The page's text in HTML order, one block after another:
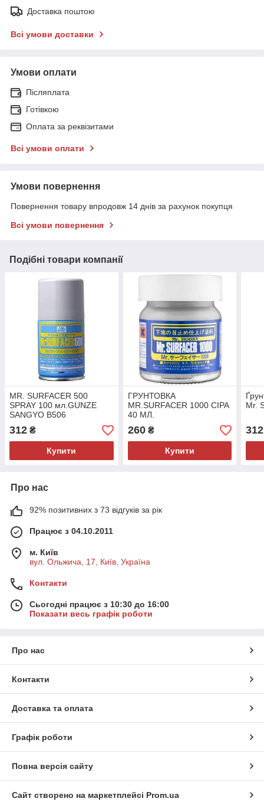
Доставка поштою
Всі умови доставки
Умови оплати
Післяплата
Готівкою
Оплата за реквізитами
Всі умови оплати
Умови повернення
Повернення товару впродовж 14 днів за рахунок покупця
Всі умови повернення
Подібні товари компанії
MR. SURFACER 500
SPRAY 100 мл.GUNZE
SANGYO B506
312 ₴
Купити
ГРУНТОВКА
MR.SURFACER 1000 СІРА
40 МЛ.
260₴
Купити
Mr.
312
Про нас
92% позитивних з 73 відгуків за рік
Працює з 04.10.2011
м. Київ
вул. Ольжича, 17, Київ, Україна
Контакти
Сьогодні працює з 10:30 до 16:00
Показати весь графік роботи
Про нас
Контакти
Доставка та оплата
Графік роботи
Повна версія сайту
Сайт створено на маркетплейсі Prom.ua